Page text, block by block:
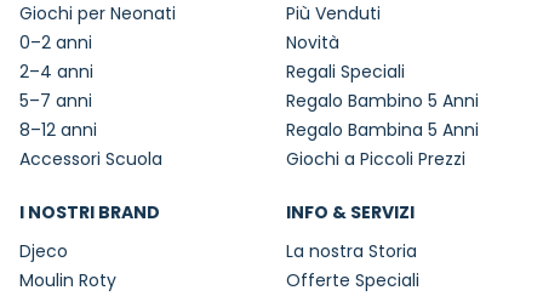
Giochi per Neonati
0–2 anni
2–4 anni
5–7 anni
8–12 anni
Accessori Scuola
Più Venduti
Novità
Regali Speciali
Regalo Bambino 5 Anni
Regalo Bambina 5 Anni
Giochi a Piccoli Prezzi
I NOSTRI BRAND
Djeco
Moulin Roty
INFO & SERVIZI
La nostra Storia
Offerte Speciali